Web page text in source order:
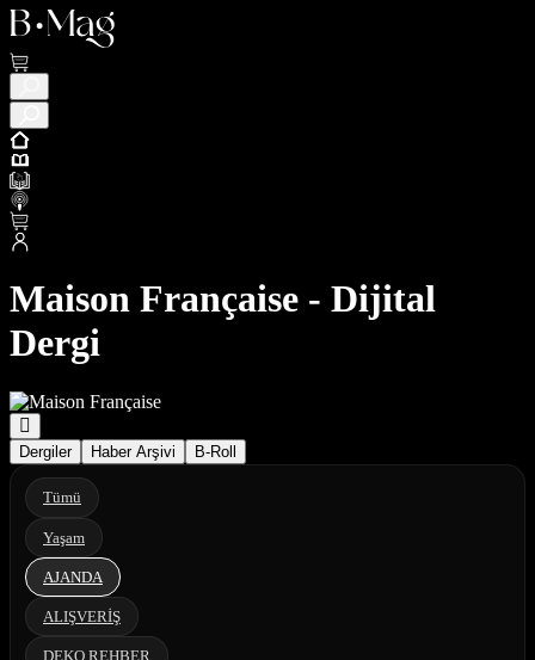
Maison Française - Dijital
Dergi
Dergiler Haber Arşivi B-Roll
Tümü
Yaşam
AJANDA
ALIŞVERİŞ
DEKO REHBER